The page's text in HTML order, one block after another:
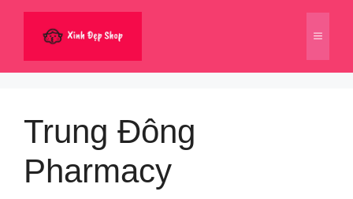
dung
Menu
Trung Đông
Pharmacy